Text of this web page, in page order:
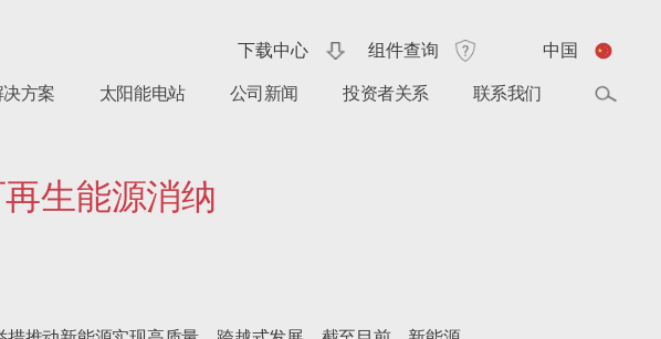
方案 太阳能电站 公司新闻 投资者关系 联系我们
中国
组件查询
下载中心
生能源消纳